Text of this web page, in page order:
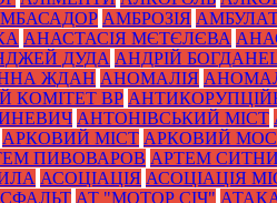
АМБРОЗІЯ
АНАСТАСІЯ МЄТЄЛЄВА
ДУДА АНДРІЙ
ЖДАН АНОМАЛІЯ
КОМІТЕТ ВР
АНТОНІВСЬКИЙ МІСТ
АРКОВИЙ МІСТ АРКОВИЙ
ПИВОВАРОВ АРТЕМ
АСОЦІАЦІЯ АСОЦІАЦІЯ
АТ "МОТОР СІЧ"